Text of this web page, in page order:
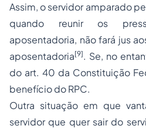
Assim, o servidor amparado
quando reunir os
aposentadoria, não fará jus
aposentadoria[9]. Se, no
do art. 40 da Constituição
benefício do RPC.
Outra situação em que
servidor que quer sair do